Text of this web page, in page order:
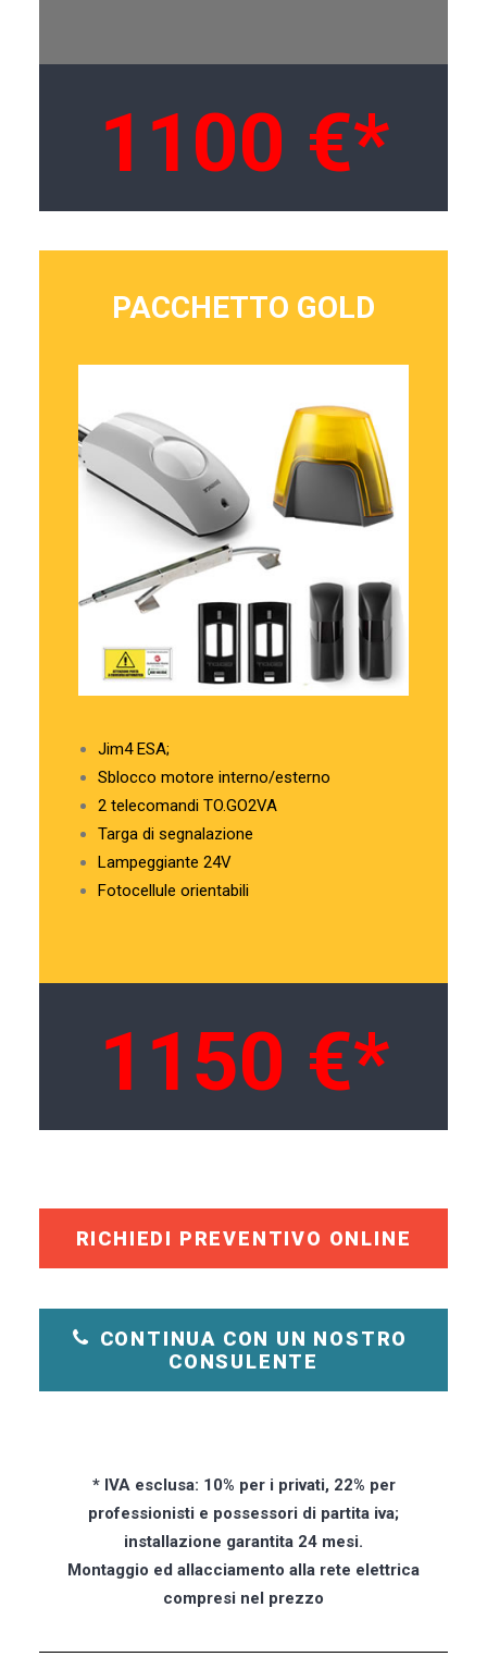
1100 €*
PACCHETTO GOLD
Jim4 ESA;
Sblocco motore interno/esterno
2 telecomandi TO.GO2VA
Targa di segnalazione
Lampeggiante 24V
Fotocellule orientabili
1150 €*
RICHIEDI PREVENTIVO ONLINE
CONTINUA CON UN NOSTRO
CONSULENTE
* IVA esclusa: 10% per i privati, 22% per
professionisti e possessori di partita iva;
installazione garantita 24 mesi.
Montaggio ed allacciamento alla rete elettrica
compresi nel prezzo